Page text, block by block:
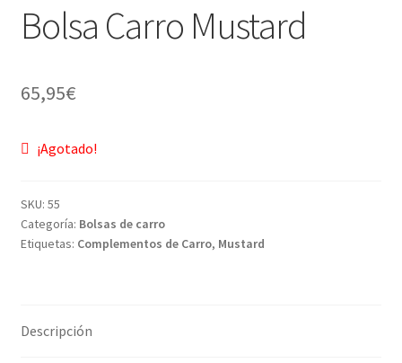
Niños
Punto
Bolsa Carro Mustard
65,95€
¡Agotado!
SKU: 55
Categoría: Bolsas de carro
Etiquetas: Complementos de Carro, Mustard
Descripción